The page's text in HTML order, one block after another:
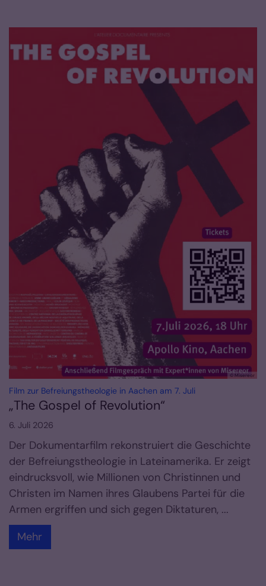
© Misereor
Film zur Befreiungstheologie in Aachen am 7. Juli:
„The Gospel of Revolution“
6. Juli 2026
Der Dokumentarfilm rekonstruiert die Geschichte
der Befreiungstheologie in Lateinamerika. Er zeigt
eindrucksvoll, wie Millionen von Christinnen und
Christen im Namen ihres Glaubens Partei für die
Armen ergriffen und sich gegen Diktaturen, ...
Mehr